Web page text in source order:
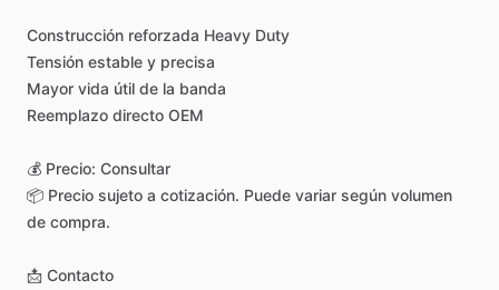
Construcción reforzada Heavy Duty
Tensión estable y precisa
Mayor vida útil de la banda
Reemplazo directo OEM
💰 Precio: Consultar
📦 Precio sujeto a cotización. Puede variar según volumen
de compra.
📩 Contacto